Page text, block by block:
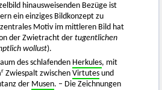
hinausweisenden Bezüge ist
ein einziges Bildkonzept zu
Motiv im mittleren Bild hat
der Zwietracht der tugentlichen
wollust).
des schlafenden Herkules, mit
r Zwiespalt zwischen Virtutes und
der Musen. – Die Zeichnungen